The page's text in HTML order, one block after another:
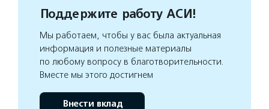
Поддержите работу АСИ!
Мы работаем, чтобы у вас была актуальная
информация и полезные материалы
по любому вопросу в благотворительности.
Вместе мы этого достигнем
Внести вклад